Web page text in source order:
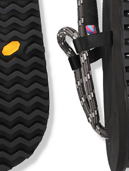
DESIGNS #古着サミット
#マイナーグッド図鑑
ん。 #MONTHLY JOURNAL
以 #フイナムのYouTube
#FOCUS IT #AH.H
#FASHION #MUSIC
#SNEAKER #OUTDOOR
#HANDSOME HANDBOOK